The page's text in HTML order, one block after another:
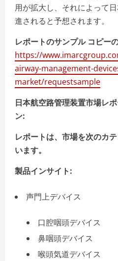
用が拡大し、それによって
進されると予想されます。
レポートのサンプル コピー
https://
airway-management-
market/requestsample
日本航空路管理装置市場レ
ン:
レポートは、市場を次のカ
います。
製品インサイト:
声門上デバイス
口腔咽頭デバイス
鼻咽頭デバイス
喉頭気道デバイス